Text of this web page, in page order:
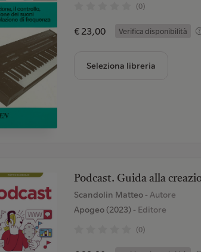
(0)
€ 23,00 Verifica disponibilità
Seleziona libreria
Podcast. Guida alla
Scandolin Matteo - Autore
Apogeo (2023)- Editore
(0)